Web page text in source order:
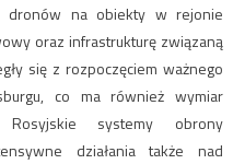
dronów na obiekty w rejonie
oraz infrastrukturę związaną
się z rozpoczęciem ważnego
co ma również wymiar
systemy obrony
działania także nad